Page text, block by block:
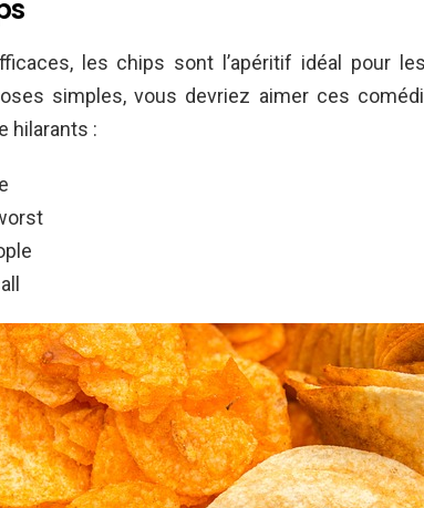
les chips sont l’apéritif idéal pour
simples, vous devriez aimer ces
hilarants :